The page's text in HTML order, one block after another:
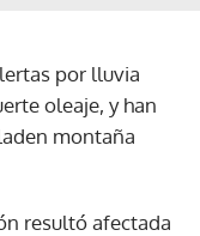
por lluvia
oleaje, y han
montaña
resultó afectada